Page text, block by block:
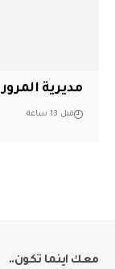
مديرية
قبل 13 ساعة
معك اينما تكون..